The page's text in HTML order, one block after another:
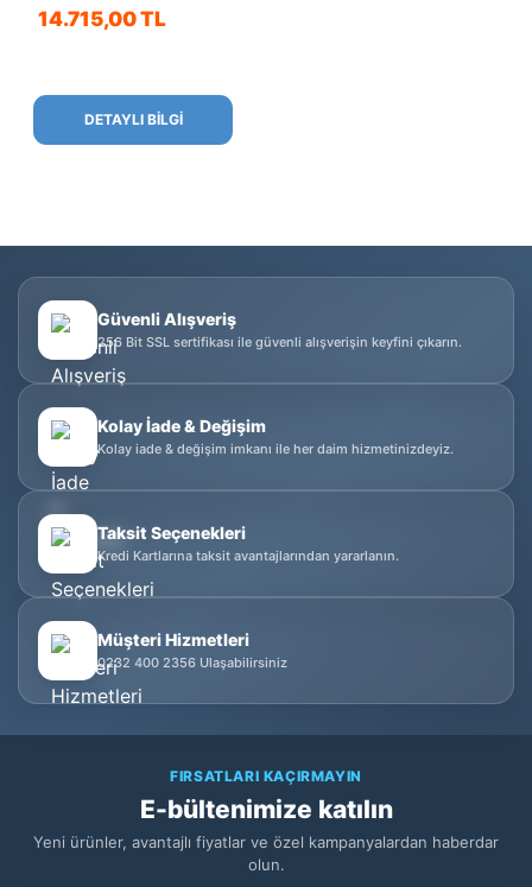
14.715,00 TL
DETAYLI BİLGİ
Güvenli Alışveriş
256 Bit SSL sertifikası ile güvenli alışverişin keyfini çıkarın.
Kolay İade & Değişim
Kolay iade & değişim imkanı ile her daim hizmetinizdeyiz.
Taksit Seçenekleri
Kredi Kartlarına taksit avantajlarından yararlanın.
Müşteri Hizmetleri
0232 400 2356 Ulaşabilirsiniz
FIRSATLARI KAÇIRMAYIN
E-bültenimize katılın
Yeni ürünler, avantajlı fiyatlar ve özel kampanyalardan haberdar
olun.